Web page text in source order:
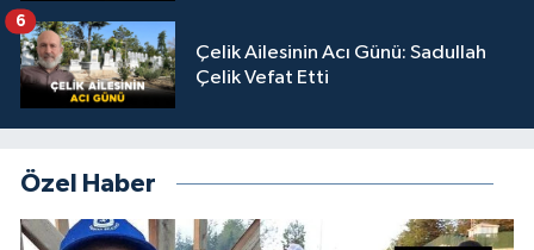
Çelik Ailesinin Acı Günü: Sadullah
Çelik Vefat Etti
6
Özel Haber